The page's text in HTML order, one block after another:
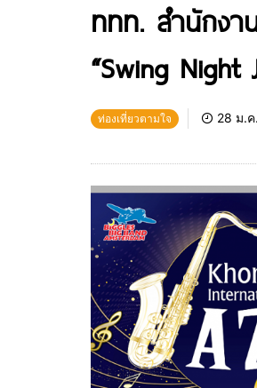
ททท. สำนักงา
“Swing Night
ท่องเที่ยวตามใจ 28 ม.